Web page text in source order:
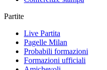
Partite
Live Partita
Pagelle Milan
Probabili formazioni
Formazioni ufficiali